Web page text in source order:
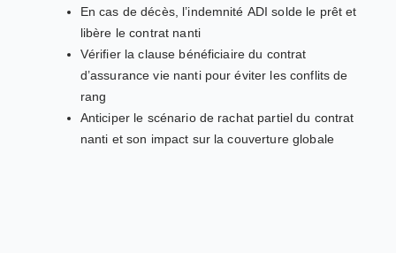
En cas de décès, l’indemnité ADI solde le prêt et
libère le contrat nanti
Vérifier la clause bénéficiaire du contrat
d’assurance vie nanti pour éviter les conflits de
rang
Anticiper le scénario de rachat partiel du contrat
nanti et son impact sur la couverture globale